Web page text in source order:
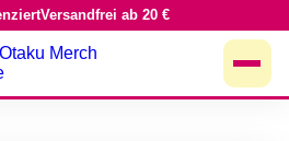
Versandfrei ab 20 €